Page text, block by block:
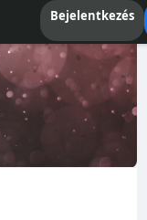
Bejelentkezés